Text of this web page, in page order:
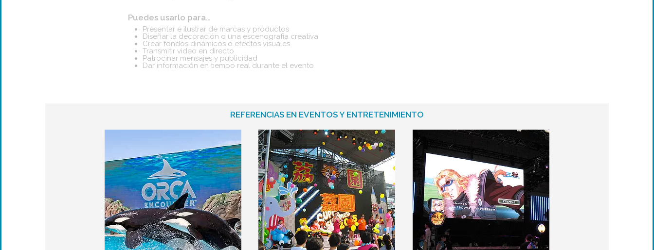
Puedes usarlo para…
Presentar e ilustrar de marcas y productos
Diseñar la decoración o una escenografía creativa
Crear fondos dinámicos o efectos visuales
Transmitir video en directo
Patrocinar mensajes y publicidad
Dar información en tiempo real durante el evento
REFERENCIAS EN EVENTOS Y ENTRETENIMIENTO